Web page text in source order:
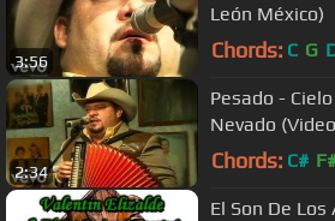
3:56
León México)
Chords: C G
2:34
Pesado -
Nevado
Chords: C#
El Son De